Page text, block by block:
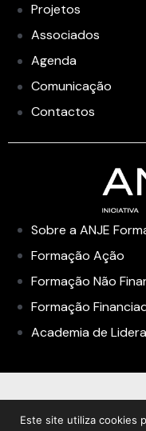
Projetos
Associados
Agenda
Comunicação
Contactos
Sobre a ANJE
Formação Ação
Formação Não
Formação
Academia de
Este site utiliza cookies